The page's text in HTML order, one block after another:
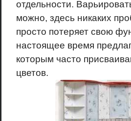
отдельности.
можно, здесь никаких
просто потеряет свою
настоящее время
которым часто
цветов.